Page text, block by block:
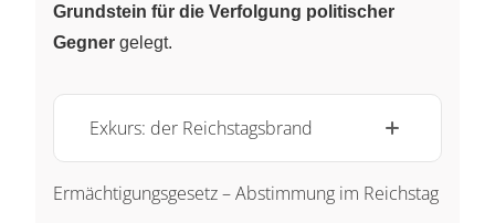
Grundstein für die Verfolgung politischer
Gegner gelegt.
Exkurs: der Reichstagsbrand
Ermächtigungsgesetz – Abstimmung im Reichstag